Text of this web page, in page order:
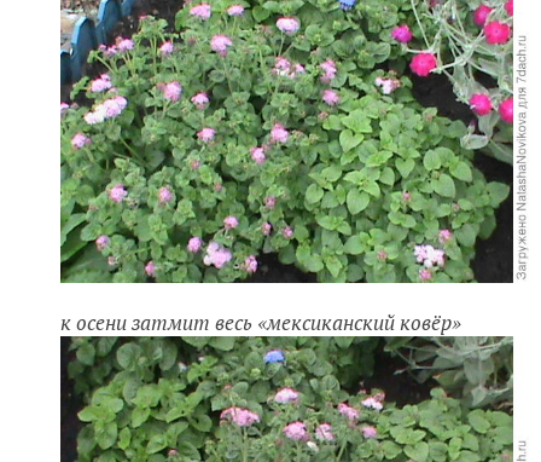
к осени затмит весь «мексиканский ковёр»